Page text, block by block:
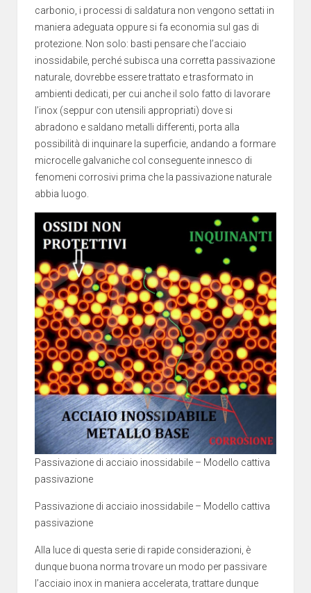
carbonio, i processi di saldatura non vengono settati in
maniera adeguata oppure si fa economia sul gas di
protezione. Non solo: basti pensare che l’acciaio
inossidabile, perché subisca una corretta passivazione
naturale, dovrebbe essere trattato e trasformato in
ambienti dedicati, per cui anche il solo fatto di lavorare
l’inox (seppur con utensili appropriati) dove si
abradono e saldano metalli differenti, porta alla
possibilità di inquinare la superficie, andando a formare
microcelle galvaniche col conseguente innesco di
fenomeni corrosivi prima che la passivazione naturale
abbia luogo.
Passivazione di acciaio inossidabile – Modello cattiva
passivazione
Passivazione di acciaio inossidabile – Modello cattiva
passivazione
Alla luce di questa serie di rapide considerazioni, è
dunque buona norma trovare un modo per passivare
l’acciaio inox in maniera accelerata, trattare dunque